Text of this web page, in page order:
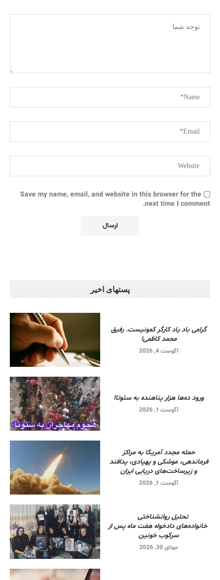
Save my name, email, and website in this browser for the
next time I comment.
پستهای اخیر
گرامی باد یاد کارگر کمونیست. رفیق
محمد کاظمی!
آگوست 4, 2026
ورود ده‌ها هزار پناهنده به سئوتا!
آگوست 1, 2026
حمله مجدد آمریکا به مراکز
فرماندهی، موشکی و پهپادی، پدافند
و زیرساخت‌های دریایی ایران
آگوست 1, 2026
تحلیل روانشناختی
خانواده‌های دادخواه هفت ماه پس از
سرکوب خونین
جولای 30, 2026